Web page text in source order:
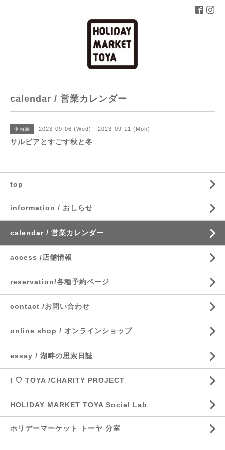
calendar / 営業カレンダー
企画展 2023-09-06 (Wed) - 2023-09-11 (Mon)
サルビアとすごす秋と冬
top
information / おしらせ
calendar / 営業カレンダー
access /店舗情報
reservation/各種予約ページ
contact /お問い合わせ
online shop / オンラインショップ
essay / 湖畔の思索日誌
I ♡ TOYA /CHARITY PROJECT
HOLIDAY MARKET TOYA Social Lab
ホリデーマーケット トーヤ 分室